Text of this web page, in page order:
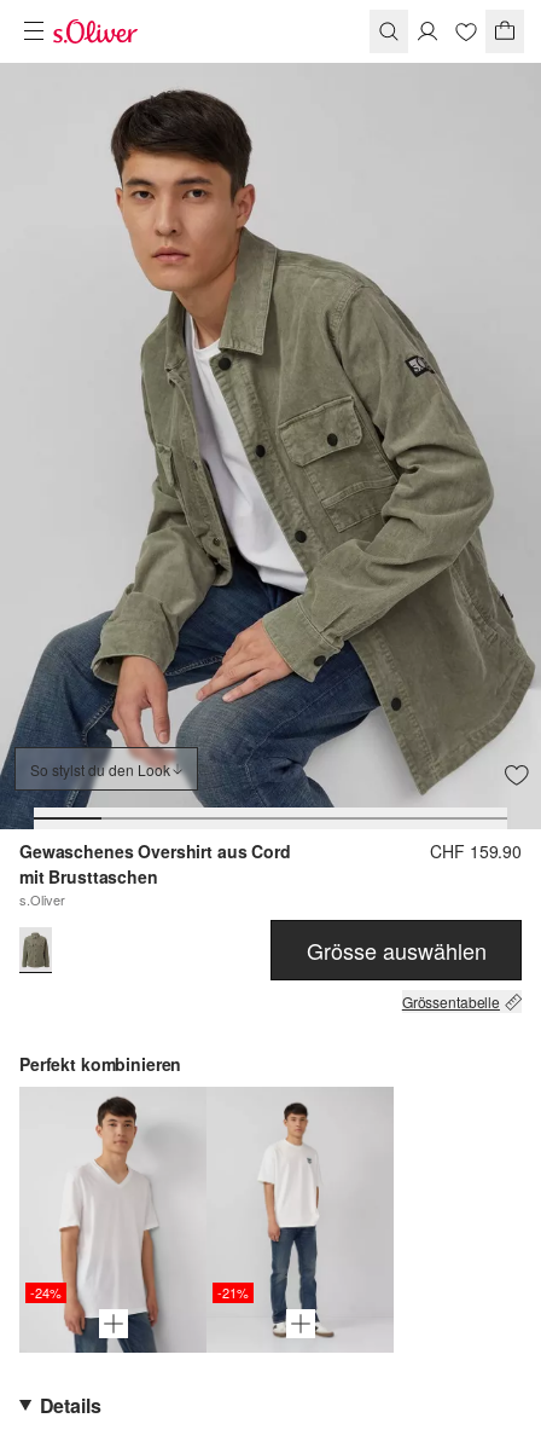
So stylst du den Look
Gewaschenes Overshirt aus Cord
mit Brusttaschen
s.Oliver
CHF 159.90
Grösse auswählen
Grössentabelle
Perfekt kombinieren
-24% -21%
Details